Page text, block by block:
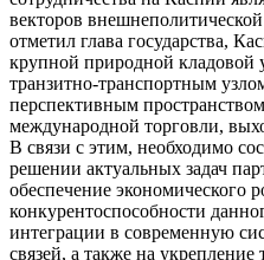
векторов
отметил глава государства,
крупной природной кладовой
транзитно-транспортным
перспективным
международной торговли,
В связи с этим, необходимо
решении актуальных задач
обеспечение экономического
конкурентоспособности
интеграции в современную
связей, а также на